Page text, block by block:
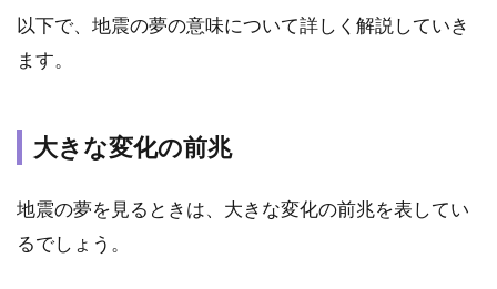
別】
地震
の解
11
選
以下で、地震の夢の意味について詳しく解説していき
ます。
大きな変化の前兆
地震の夢を見るときは、大きな変化の前兆を表してい
るでしょう。